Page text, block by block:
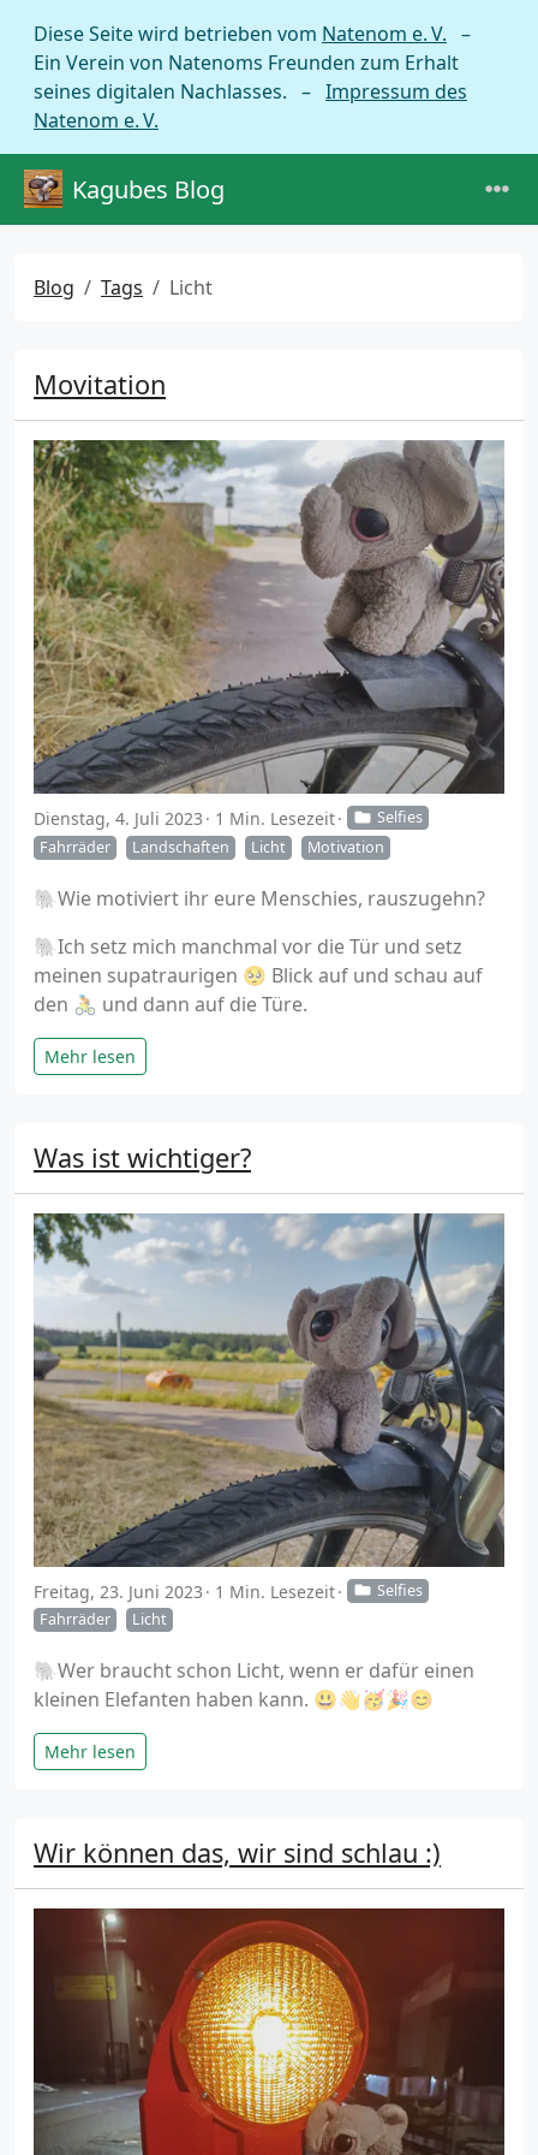
Diese Seite wird betrieben vom Natenom e. V. –
Ein Verein von Natenoms Freunden zum Erhalt
seines digitalen Nachlasses. – Impressum des
Natenom e. V.
Kagubes Blog
Blog Tags Licht
Movitation
Dienstag, 4. Juli 2023 1 Min. Lesezeit
Selfies
Fahrräder
Landschaften Licht Motivation
🐘Wie motiviert ihr eure Menschies, rauszugehn?
🐘Ich setz mich manchmal vor die Tür und setz
meinen supatraurigen 🥺 Blick auf und schau auf
den 🚴 und dann auf die Türe.
Mehr lesen
Was ist wichtiger?
Freitag, 23. Juni 2023 1 Min. Lesezeit
Selfies
Fahrräder
Licht
🐘Wer braucht schon Licht, wenn er dafür einen
kleinen Elefanten haben kann. 😃👋🥳🎉😊
Mehr lesen
Wir können das, wir sind schlau :)